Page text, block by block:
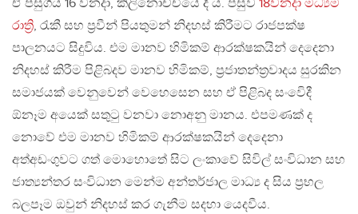
ඒ පසුගිය 16 වනදා, කිලිනොච්චියේ දී ය. පසුව 18වනදා මධ්‍යම
රාත්‍රි, රැකී සහ ප්‍රවීන් පියතුමන් නිදහස් කිරීමට රාජපක්ෂ
පාලනයට සිදුවිය. එම මානව හිමිකම් ආරක්ෂකයින් දෙදෙනා
නිදහස් කිරීම පිළිබදව මානව හිමිකම්, ප්‍රජාතන්ත්‍රවාදය සුරකින
සමාජයක් වෙනුවෙන් වෙහෙසෙන සහ ඒ පිළිබද සංවෙිදී
ඕනෑම අයෙක් සතුටු වනවා නොඅනු මානය. එපමණක් ද
නොවේ එම මානව හිමිකම් ආරක්ෂකයින් දෙදෙනා
අත්අඩංගුවට ගත් මොහොතේ සිට ලංකාවේ සිවිල් සංවිධාන සහ
ජාත්‍යන්තර සංවිධාන මෙන්ම අන්තර්ජාල මාධ්‍ය ද සිය ප්‍රභල
බලපෑම ඔවුන් නිදහස් කර ගැනීම සදහා යෙදවීය.